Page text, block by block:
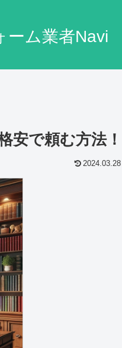
ーム業者Navi
安で頼む方法！
2024.03.28